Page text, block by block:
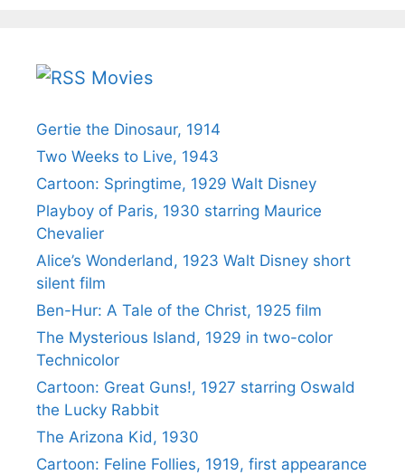
Movies
Gertie the Dinosaur, 1914
Two Weeks to Live, 1943
Cartoon: Springtime, 1929 Walt Disney
Playboy of Paris, 1930 starring Maurice
Chevalier
Alice’s Wonderland, 1923 Walt Disney short
silent film
Ben-Hur: A Tale of the Christ, 1925 film
The Mysterious Island, 1929 in two-color
Technicolor
Cartoon: Great Guns!, 1927 starring Oswald
the Lucky Rabbit
The Arizona Kid, 1930
Cartoon: Feline Follies, 1919, first appearance